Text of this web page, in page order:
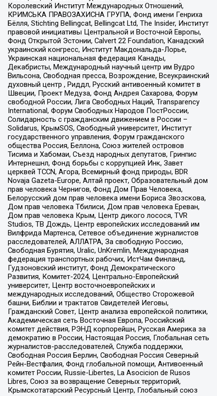
Королевский Институт Международных Отношений,
КРИМСЬКА ПРАВОЗАХИСНА ГРУПА, Фонд имени Генриха
Бёлля, Stichting Bellingcat, Bellingcat Ltd, The Insider, Институт
правовой инициативы Центральной и Восточной Европы,
Фонд Открытой Эстонии, Calvert 22 Foundation, Канадский
украинский конгресс, Институт Макдональда-Лорье,
Украинская национальная федерация Канады,
Декабристы, Международный научный центр им Вудро
Вильсона, Свободная пресса, Возрождение, Всеукраинский
духовный центр , Риддл, Русский антивоенный комитет в
Швеции, Проект Медуза, Фонд Андрея Сахарова, Форум
свободной России, Лига Свободных Наций, Transparеncy
International, Форум Свободных Народов ПостРоссии,
Солидарность с гражданским движением в России –
Solidarus, КрымSOS, Свободный университет, Институт
государственного управления, Форум гражданского
общества Россия, Беллона, Союз жителей островов
Тисима и Хабомаи, Съезд народных депутатов, Гринпис
Интернешнл, Фонд борьбы с коррупцией Инк, Завет
церквей TCCN, Агора, Всемирный фонд природы, BDR
Novaja Gazeta-Europe, Алтай проект, Образовательный дом
прав человека Чернигов, Фонд Дом Прав Человека,
Белорусский дом прав человека имени Бориса Звозскова,
Дом прав человека Тбилиси, Дом прав человека Ереван,
Дом прав человека Крым, Центр дикого лосося, TVR
Studios, ТВ Дождь, Центр европейских исследований им
Вилфрида Мартенса, Сетевое объединение журналистов
расследователей, АЛЛАТРА, За свободную Россию,
Свободная Бурятия, Uralic, UnKremlin, Международная
федерация транспортных рабочих, ИстЧам Финланд,
Гудзоновский институт, Фонд Демократического
Развития, Комитет-2024, Центрально-Европейский
университет, Центр восточноевропейских и
международных исследований, Общество Сторожевой
башни, Библии и трактатов Свидетелей Иеговы,
Гражданский Совет, Центр анализа европейской политики,
Академическая сеть Восточная Европа, Российский
комитет действия, РЭНД корпорейшн, Русская Америка за
демократию в России, Настоящая Россия, Глобальная сеть
журналистов-расследователей, Служба поддержки,
Свободная Россия Берлин, Свободная Россия Северный
Рейн-Вестфалия, Фонд глобальной помощи, Антивоенный
комитет России, Russie-Libertes, La Asocicion de Rusos
Libres, Союз за возвращение Северных территорий,
Крымскотатарский Ресурсный Центр, Глобальный союз